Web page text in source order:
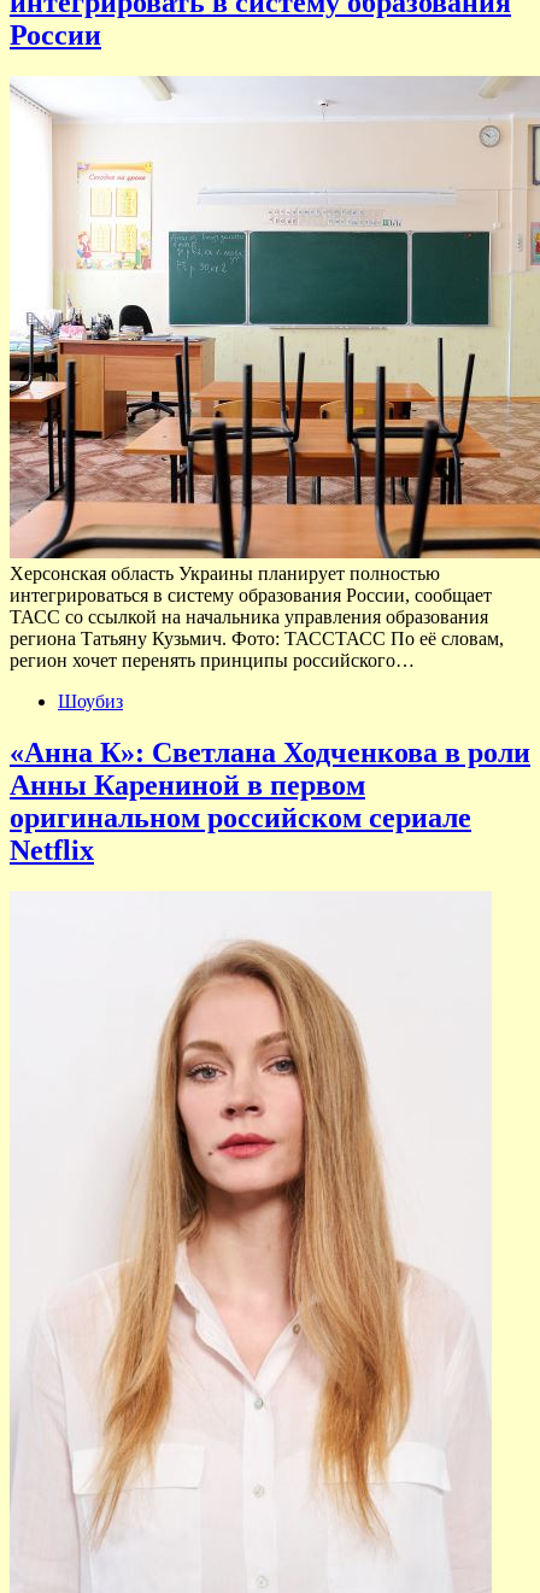
России
Херсонская область Украины планирует полностью
интегрироваться в систему образования России, сообщает
ТАСС со ссылкой на начальника управления образования
региона Татьяну Кузьмич. Фото: ТАССТАСС По её словам,
регион хочет перенять принципы российского…
Шоубиз
«Анна К»: Светлана Ходченкова в роли
Анны Карениной в первом
оригинальном российском сериале
Netflix